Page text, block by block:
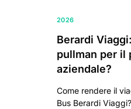
2026
Berardi
pullman per il
aziendale?
Come rendere il
Bus Berardi